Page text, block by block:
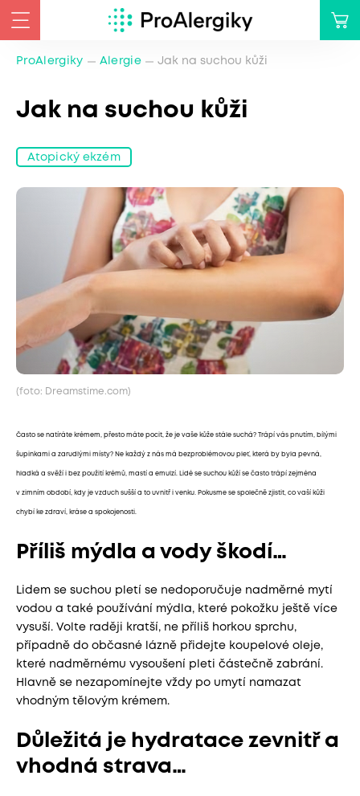
ProAlergiky Alergie Jak na suchou kůži
Jak na suchou kůži
Atopický ekzém
(foto: Dreamstime.com)
Často se natíráte krémem, přesto máte pocit, že je vaše kůže stále suchá? Trápí vás pnutím, bílými
šupinkami a zarudlými místy? Ne každý z nás má bezproblémovou pleť, která by byla pevná,
hladká a svěží i bez použití krémů, mastí a emulzí. Lidé se suchou kůží se často trápí zejména
v zimním období, kdy je vzduch sušší a to uvnitř i venku. Pokusme se společně zjistit, co vaší kůži
chybí ke zdraví, kráse a spokojenosti.
Příliš mýdla a vody škodí…
Lidem se suchou pletí se nedoporučuje nadměrné mytí
vodou a také používání mýdla, které pokožku ještě více
vysuší. Volte raději kratší, ne příliš horkou sprchu,
případně do občasné lázně přidejte koupelové oleje,
které nadměrnému vysoušení pleti částečně zabrání.
Hlavně se nezapomínejte vždy po umytí namazat
vhodným tělovým krémem.
Důležitá je hydratace zevnitř a
vhodná strava…